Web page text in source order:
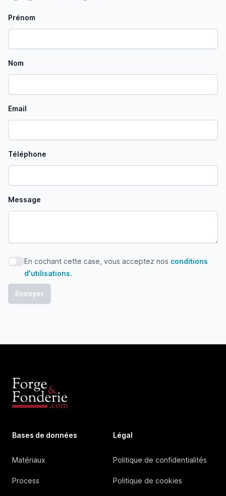
Prénom
Nom
Email
Téléphone
Message
En cochant cette case, vous acceptez nos conditions
En cochant cette case, vous acceptez nos conditions
d'utilisations.
Bases de données
Matériaux
Process
Légal
Politique de confidentialités
Politique de cookies